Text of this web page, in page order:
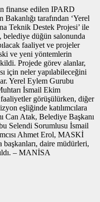
finanse edilen IPARD
Bakanlığı tarafından ‘Yerel
Teknik Destek Projesi’ ile
düğün salonunda
faaliyet ve projeler
ve yeni yöntemlerin
Projede görev alanlar,
için neler yapılabileceğini
Yerel Eylem Gurubu
İsmail Ekim
faaliyetler görüşülürken, diğer
eşliğinde katılımcılara
Can Atak, Belediye Başkanı
Selendi Sorumlusu İsmail
Ahmet Erol, MASKİ
daire müdürleri,
– MANİSA